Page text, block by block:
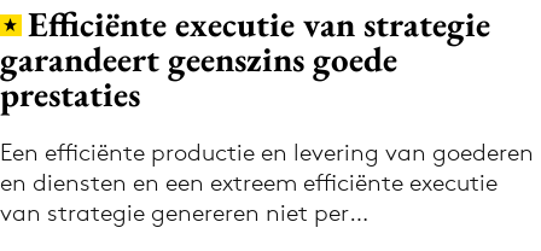
Download de app
Volg het laatste nieuws via de Adformatie
Nieuws app
Efficiënte executie van strategie
garandeert geenszins goede
prestaties
Een efficiënte productie en levering van goederen
en diensten en een extreem efficiënte executie
van strategie genereren niet per…